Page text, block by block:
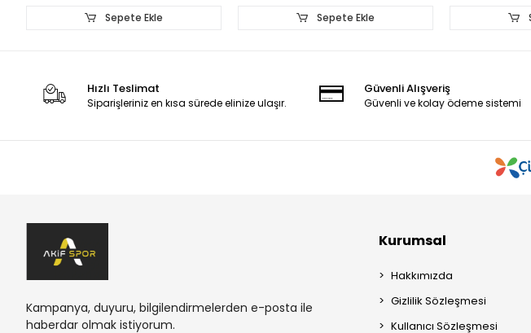
Sepete Ekle Sepete Ekle
Hızlı Teslimat
Siparişleriniz en kısa sürede elinize ulaşır.
Güvenli Alışveriş
Güvenli ve kolay ödeme sistemi
Kampanya, duyuru, bilgilendirmelerden e-posta ile
haberdar olmak istiyorum.
Kurumsal
Hakkımızda
Gizlilik Sözleşmesi
Kullanıcı Sözleşmesi